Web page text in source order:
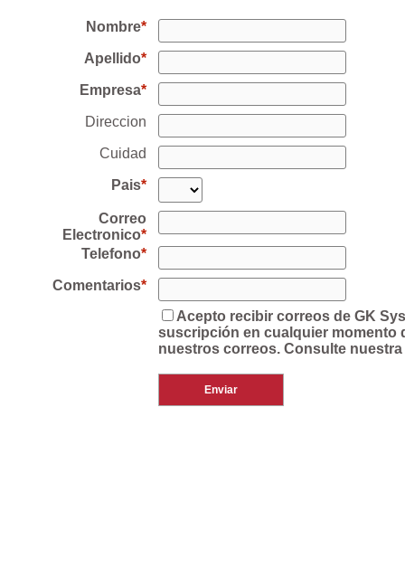
Nombre
Apellido
Empresa
Direccion
Cuidad
Pais
Correo
Electronico
Telefono
Comentarios
Acepto recibir correos de GK
suscripción en cualquier momento
nuestros correos. Consulte